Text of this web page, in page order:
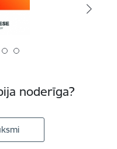
noderīga?